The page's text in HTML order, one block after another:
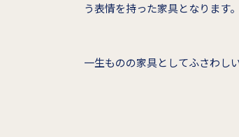
う表情を持った家具となります。
一生ものの家具としてふさわし